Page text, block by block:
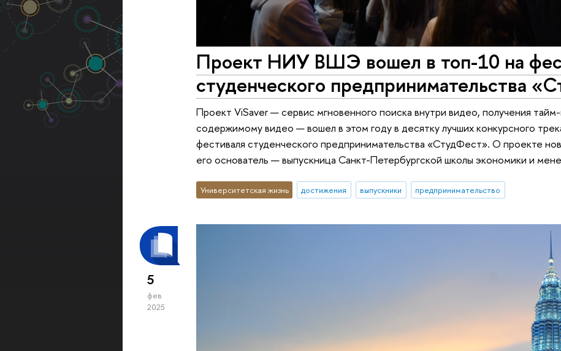
Проект НИУ ВШЭ вошел в топ-10 на
студенческого предпринимательства
Проект ViSaver — сервис мгновенного поиска внутри видео, получения
содержимому видео — вошел в этом году в десятку лучших конкурсного
фестиваля студенческого предпринимательства «СтудФест». О проекте
его основатель — выпускница Санкт-Петербургской школы экономики и
Университетская жизнь достижения выпускники предпринимательство
5
фев
2025